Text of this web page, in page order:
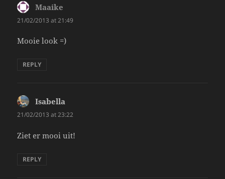
Maaike
21/02/2013 at 21:49
Mooie look =)
REPLY
Isabella
21/02/2013 at 23:22
Ziet er mooi uit!
REPLY